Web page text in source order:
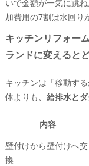
いで金額が一気に跳
加費用の7割は水回り
キッチンリフォー
ランドに変えると
キッチンは「移動す
体よりも、 給排水と
内容
壁付けから壁付けへ交
換